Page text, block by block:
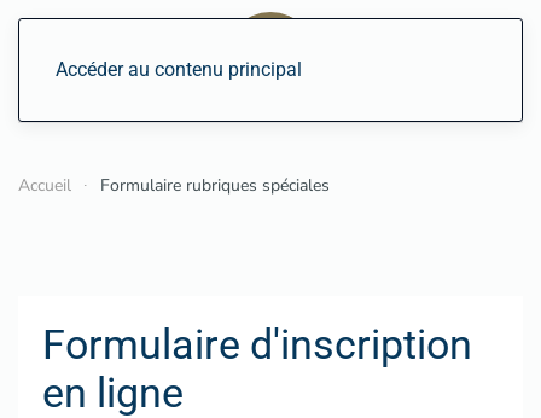
Accéder au contenu principal
Accueil Formulaire rubriques spéciales
Formulaire d'inscription
en ligne